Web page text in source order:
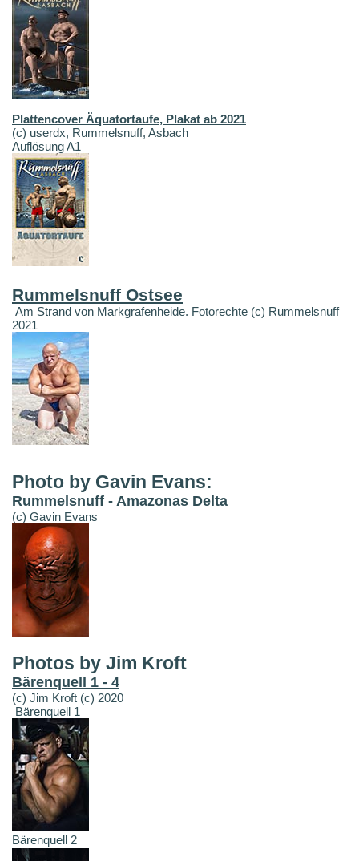
Plattencover Äquatortaufe, Plakat ab 2021
(c) userdx, Rummelsnuff, Asbach
Auflösung A1
Rummelsnuff Ostsee
Am Strand von Markgrafenheide. Fotorechte (c) Rummelsnuff
2021
Photo by Gavin Evans:
Rummelsnuff - Amazonas Delta
(c) Gavin Evans
Photos by Jim Kroft
Bärenquell 1 - 4
(c) Jim Kroft (c) 2020
Bärenquell 1
Bärenquell 2